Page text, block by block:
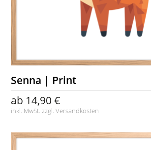
Senna | Print
ab 14,90 €
inkl. MwSt. zzgl.Versandkosten